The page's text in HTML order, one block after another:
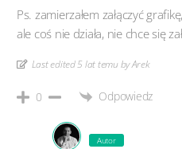
Ps. zamierzałem załączyć
ale coś nie działa, nie chce się
Last edited 5 lat temu by Arek
0 Odpowiedz
Autor